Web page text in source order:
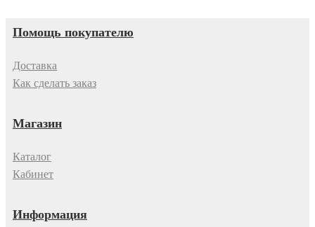
Помощь покупателю
Доставка
Как сделать заказ
Магазин
Каталог
Кабинет
Информация